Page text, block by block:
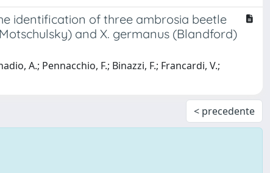
identification of three ambrosia beetle
and X. germanus (Blandford)
A.; Pennacchio, F.; Binazzi, F.; Francardi, V.;
< precedente